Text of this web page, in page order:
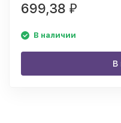
699,38 ₽
В наличии
В